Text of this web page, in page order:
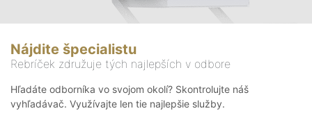
Nájdite špecialistu
Rebríček združuje tých najlepších v odbore
Hľadáte odborníka vo svojom okolí? Skontrolujte náš
vyhľadávač. Využívajte len tie najlepšie služby.